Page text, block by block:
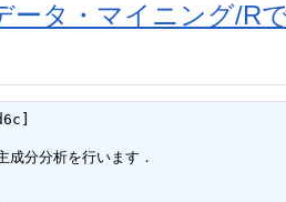
ータ・マイニング/R
成分分析を行います．